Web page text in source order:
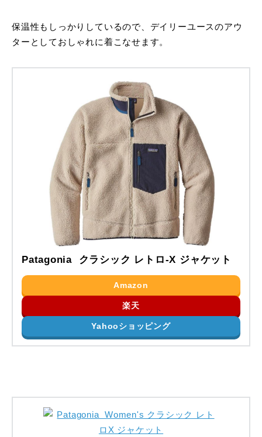
保温性もしっかりしているので、デイリーユースのアウ
ターとしておしゃれに着こなせます。
Patagonia クラシック レトロ-X ジャケット
Amazon
楽天
Yahooショッピング